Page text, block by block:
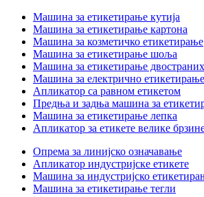
Машина за етикетирање кутија
Машина за етикетирање картона
Машина за козметичко етикетирање
Машина за етикетирање шоља
Машина за етикетирање
Машина за електрично етикетирање
Апликатор са равном етикетом
Предња и задња машина за
Машина за етикетирање лепка
Апликатор за етикете велике
Опрема за линијско означавање
Апликатор индустријске етикете
Машина за индустријско
Машина за етикетирање тегли